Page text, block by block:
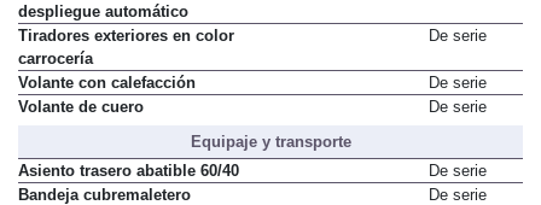
despliegue automático
Tiradores exteriores en color
carrocería
De serie
Volante con calefacción
De serie
Volante de cuero
De serie
Equipaje y transporte
Asiento trasero abatible 60/40
De serie
Bandeja cubremaletero
De serie